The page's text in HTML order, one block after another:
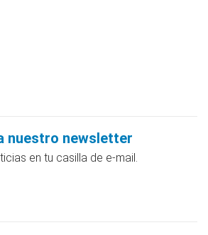
nuestro newsletter
en tu casilla de e-mail.